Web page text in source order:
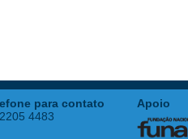
para contato
4483
Apoio